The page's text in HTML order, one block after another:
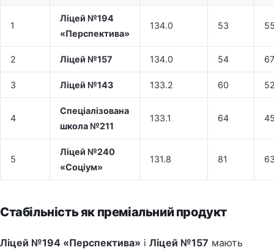
1
Ліцей №194
«Перспектива»
134.0 53
2 Ліцей №157 134.0 54
3 Ліцей №143 133.2 60
4
Спеціалізована
школа №211
133.1 64
5
Ліцей №240
«Соціум»
131.8 81
Стабільність як преміальний продукт
Ліцей №194 «Перспектива» і Ліцей №157 мають